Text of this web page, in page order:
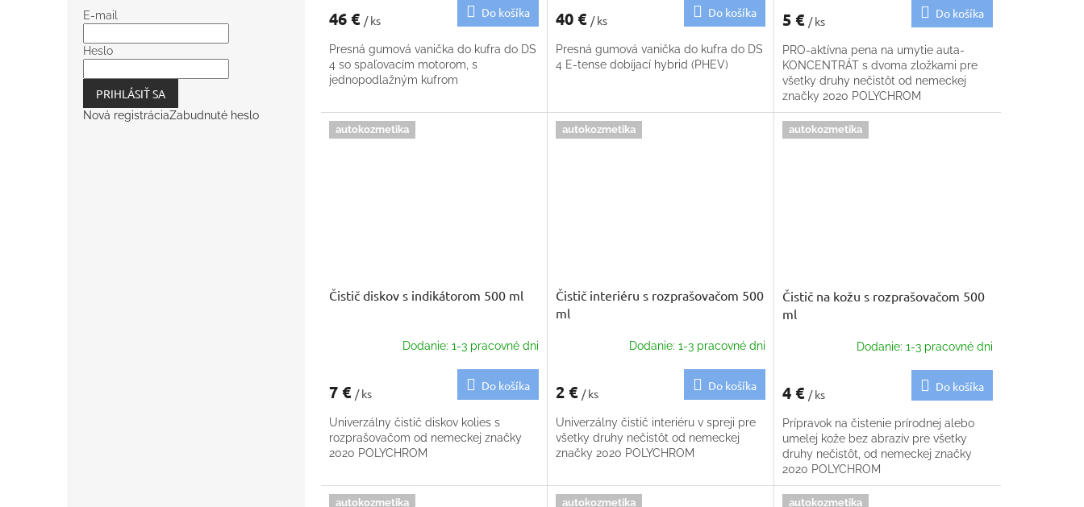
E-mail
Heslo
PRIHLÁSIŤ SA
Nová registráciaZabudnuté heslo
46 € / ks
Do košíka
Presná gumová vanička do kufra do DS
4 so spaľovacím motorom, s
jednopodlažným kufrom
40 € / ks
Do košíka
Presná gumová vanička do kufra do DS
4 E-tense dobíjací hybrid (PHEV)
5 € / ks
Do košíka
PRO-aktívna pena na umytie auta-
KONCENTRÁT s dvoma zložkami pre
všetky druhy nečistôt od nemeckej
značky 2020 POLYCHROM
autokozmetika
Čistič diskov s indikátorom 500 ml
Dodanie: 1-3 pracovné dni
7 € / ks
Do košíka
Univerzálny čistič diskov kolies s
rozprašovačom od nemeckej značky
2020 POLYCHROM
autokozmetika
Čistič interiéru s rozprašovačom 500
ml
Dodanie: 1-3 pracovné dni
2 € / ks
Do košíka
Univerzálny čistič interiéru v spreji pre
všetky druhy nečistôt od nemeckej
značky 2020 POLYCHROM
autokozmetika
Čistič na kožu s rozprašovačom 500
ml
Dodanie: 1-3 pracovné dni
4 € / ks
Do košíka
Prípravok na čistenie prírodnej alebo
umelej kože bez abrazív pre všetky
druhy nečistôt, od nemeckej značky
2020 POLYCHROM
autokozmetika autokozmetika autokozmetika